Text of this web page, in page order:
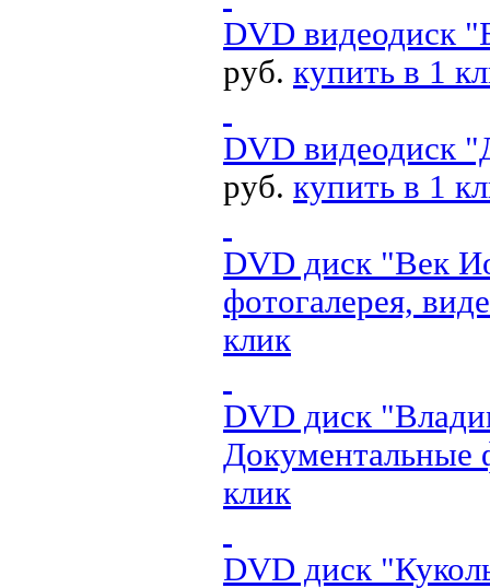
DVD видеодиск
руб. купить в 1
DVD видеодиск
руб. купить в 1
DVD диск "Век
фотогалерея,
клик
DVD диск
клик
DVD диск